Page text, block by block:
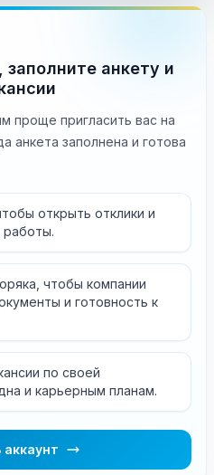
заполните анкету и
проще пригласить вас на
анкета заполнена и готова
открыть отклики и
работы.
чтобы компании
и готовность к
по своей
и карьерным планам.